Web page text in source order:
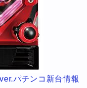
パチンコ新台情報